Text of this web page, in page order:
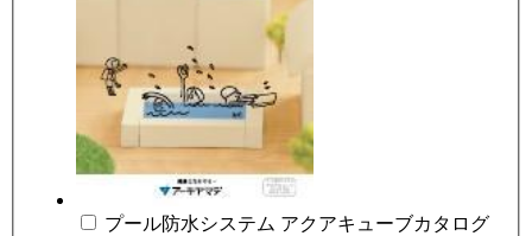
プール防水システム アクアキューブカタログ